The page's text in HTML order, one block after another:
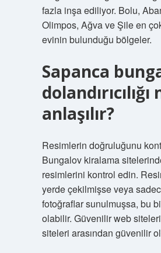
fazla inşa ediliyor. Bolu,
Olimpos, Ağva ve Şile en
evinin bulunduğu bölgeler.
Sapanca
dolandırıcılığı
anlaşılır?
Resimlerin doğruluğunu
Bungalov kiralama
resimlerini kontrol edin.
yerde çekilmişse veya
fotoğraflar sunulmuşsa, bu bir
olabilir. Güvenilir web
siteleri arasından güvenilir